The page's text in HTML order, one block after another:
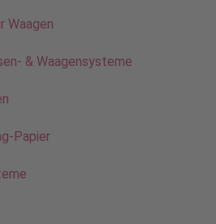
Waagen
& Waagensysteme
Papier